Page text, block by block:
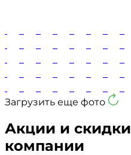
Загрузить еще фото
Акции и скидки
компании